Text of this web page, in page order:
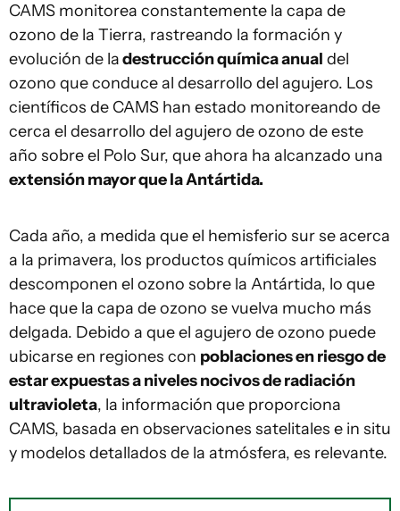
CAMS monitorea constantemente la capa de
ozono de la Tierra, rastreando la formación y
evolución de ladestrucción química anual del
ozono que conduce al desarrollo del agujero. Los
científicos de CAMS han estado monitoreando de
cerca el desarrollo del agujero de ozono de este
año sobre el Polo Sur, que ahora ha alcanzado una
extensión mayor que la Antártida.
Cada año, a medida que el hemisferio sur se acerca
a la primavera, los productos químicos artificiales
descomponen el ozono sobre la Antártida, lo que
hace que la capa de ozono se vuelva mucho más
delgada. Debido a que el agujero de ozono puede
ubicarse en regiones con poblaciones en riesgo de
estar expuestas a niveles nocivos de radiación
ultravioleta, la información que proporciona
CAMS, basada en observaciones satelitales e in situ
y modelos detallados de la atmósfera, es relevante.